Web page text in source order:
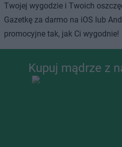
Twojej wygodzie i Twoich
Gazetkę za darmo na iOS lub
promocyjne tak, jak Ci wygodnie!
Kupuj mądrze z